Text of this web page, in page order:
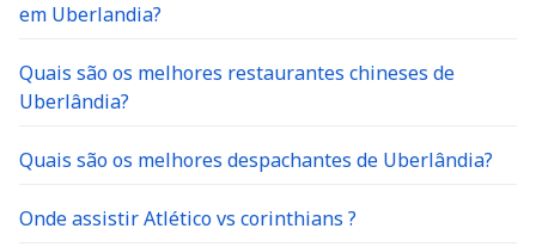
em Uberlandia?
Quais são os melhores restaurantes chineses de
Uberlândia?
Quais são os melhores despachantes de Uberlândia?
Onde assistir Atlético vs corinthians ?